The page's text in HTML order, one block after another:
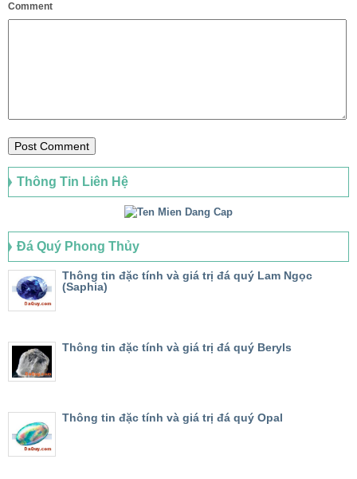
Comment
Thông Tin Liên Hệ
Đá Quý Phong Thủy
Thông tin đặc tính và giá trị đá quý Lam Ngọc
(Saphia)
Thông tin đặc tính và giá trị đá quý Beryls
Thông tin đặc tính và giá trị đá quý Opal